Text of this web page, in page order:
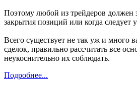
Поэтому любой из трейдеров должен
закрытия позиций или когда следует
Всего существует не так уж и много
сделок, правильно рассчитать все
неукоснительно их соблюдать.
Подробнее...